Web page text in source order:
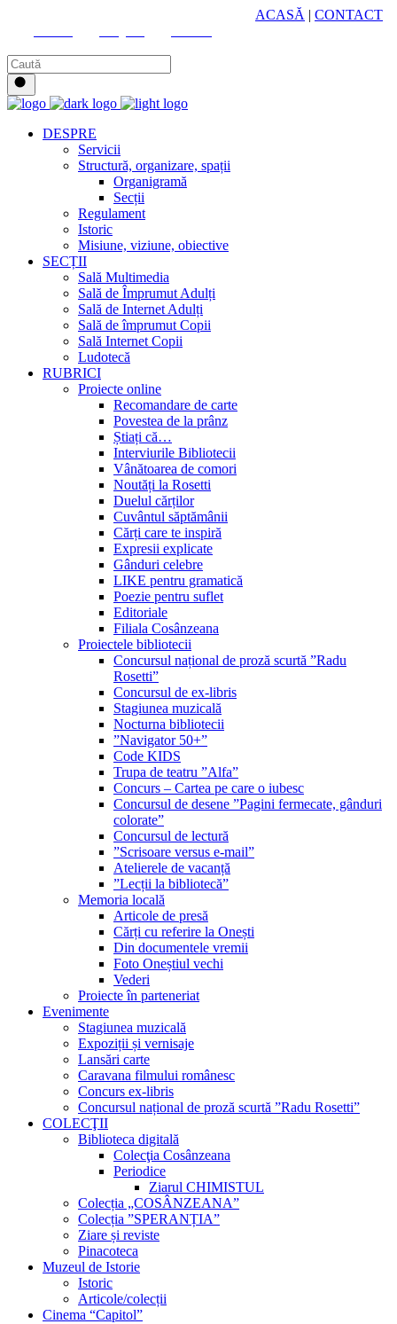
ACASĂ | CONTACT
DESPRE
Servicii
Structură, organizare, spații
Organigramă
Secții
Regulament
Istoric
Misiune, viziune, obiective
SECȚII
Sală Multimedia
Sală de Împrumut Adulți
Sală de Internet Adulți
Sală de împrumut Copii
Sală Internet Copii
Ludotecă
RUBRICI
Proiecte online
Recomandare de carte
Povestea de la prânz
Știați că…
Interviurile Bibliotecii
Vânătoarea de comori
Noutăți la Rosetti
Duelul cărților
Cuvântul săptămânii
Cărți care te inspiră
Expresii explicate
Gânduri celebre
LIKE pentru gramatică
Poezie pentru suflet
Editoriale
Filiala Cosânzeana
Proiectele bibliotecii
Concursul național de proză scurtă ”Radu
Rosetti”
Concursul de ex-libris
Stagiunea muzicală
Nocturna bibliotecii
”Navigator 50+”
Code KIDS
Trupa de teatru ”Alfa”
Concurs – Cartea pe care o iubesc
Concursul de desene ”Pagini fermecate, gânduri
colorate”
Concursul de lectură
”Scrisoare versus e-mail”
Atelierele de vacanță
”Lecții la bibliotecă”
Memoria locală
Articole de presă
Cărți cu referire la Onești
Din documentele vremii
Foto Oneștiul vechi
Vederi
Proiecte în parteneriat
Evenimente
Stagiunea muzicală
Expoziții și vernisaje
Lansări carte
Caravana filmului românesc
Concurs ex-libris
Concursul național de proză scurtă ”Radu Rosetti”
COLECŢII
Biblioteca digitală
Colecţia Cosânzeana
Periodice
Ziarul CHIMISTUL
Colecția „COSÂNZEANA”
Colecția ”SPERANȚIA”
Ziare și reviste
Pinacoteca
Muzeul de Istorie
Istoric
Articole/colecții
Cinema “Capitol”